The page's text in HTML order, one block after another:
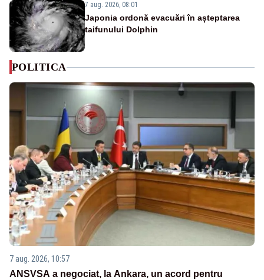
7 aug. 2026, 08:01
Japonia ordonă evacuări în așteptarea
taifunului Dolphin
POLITICA
7 aug. 2026, 10:57
ANSVSA a negociat, la Ankara, un acord pentru